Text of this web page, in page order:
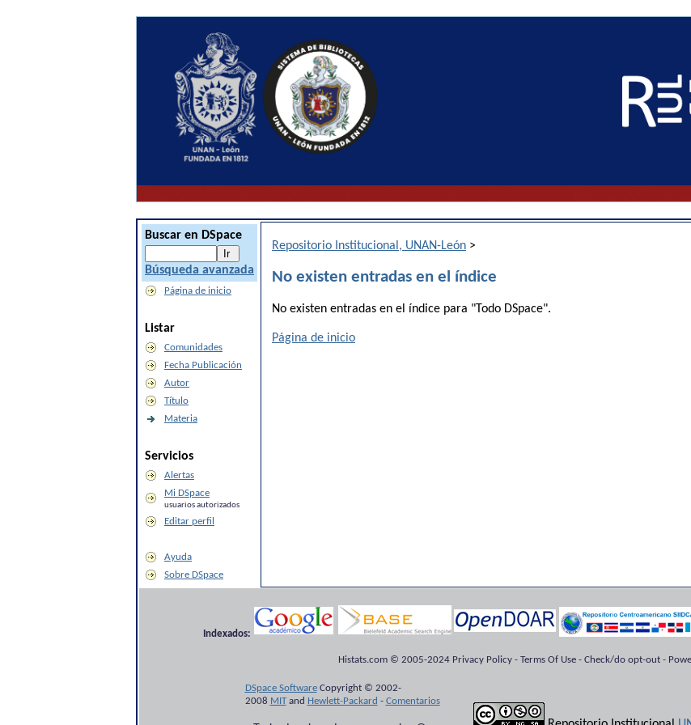
Buscar en DSpace
Búsqueda avanzada
Página de inicio
Listar
Comunidades
Fecha Publicación
Autor
Título
Materia
Servicios
Alertas
Mi DSpace
usuarios autorizados
Editar perfil
Ayuda
Sobre DSpace
Repositorio Institucional, UNAN-León >
No existen entradas en el índice
No existen entradas en el índice para "Todo DSpace".
Página de inicio
Indexados:
Histats.com © 2005-2024 Privacy Policy - Terms Of Use - Check/do opt-out -
DSpace SoftwareCopyright © 2002-
2008 MITand Hewlett-Packard - Comentarios